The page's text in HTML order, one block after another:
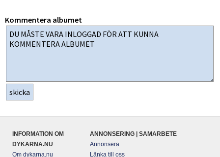
Kommentera albumet
INFORMATION OM
DYKARNA.NU
Om dykarna.nu
ANNONSERING | SAMARBETE
Annonsera
Länka till oss